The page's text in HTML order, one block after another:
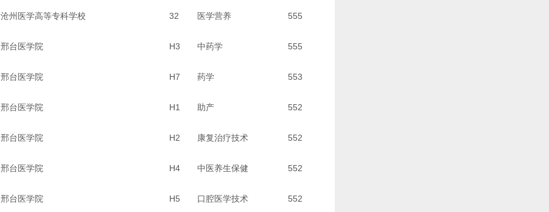
沧州医学高等专科学校 32 医学营养 555
邢台医学院 H3 中药学 555
邢台医学院 H7 药学 553
邢台医学院 H1 助产 552
邢台医学院 H2 康复治疗技术 552
邢台医学院 H4 中医养生保健 552
邢台医学院 H5 口腔医学技术 552